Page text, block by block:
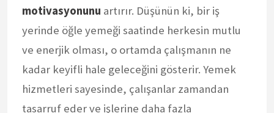
motivasyonunu artırır. Düşünün ki, bir iş
yerinde öğle yemeği saatinde herkesin mutlu
ve enerjik olması, o ortamda çalışmanın ne
kadar keyifli hale geleceğini gösterir. Yemek
hizmetleri sayesinde, çalışanlar zamandan
tasarruf eder ve işlerine daha fazla